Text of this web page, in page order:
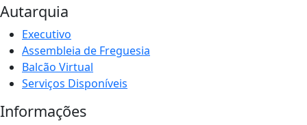
Autarquia
Executivo
Assembleia de Freguesia
Balcão Virtual
Serviços Disponíveis
Informações